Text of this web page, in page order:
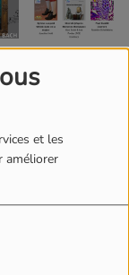
et les
améliorer